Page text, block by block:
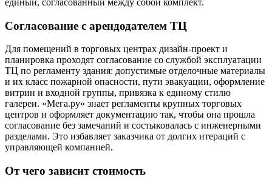
Согласование с арендодателем ТЦ
Для помещений в торговых центрах дизайн-проект и
планировка проходят согласование со службой эксплуатации
ТЦ по регламенту здания: допустимые отделочные материалы
и их класс пожарной опасности, пути эвакуации, оформление
витрин и входной группы, привязка к единому стилю
галереи. «Мега.ру» знает регламенты крупных торговых
центров и оформляет документацию так, чтобы она прошла
согласование без замечаний и состыковалась с инженерными
разделами. Это избавляет заказчика от долгих итераций с
управляющей компанией.
От чего зависит стоимость